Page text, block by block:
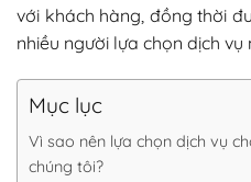
với khách hàng, đồng thời
nhiều người lựa chọn dịch vụ
Mục lục
Vì sao nên lựa chọn dịch vụ
chúng tôi?